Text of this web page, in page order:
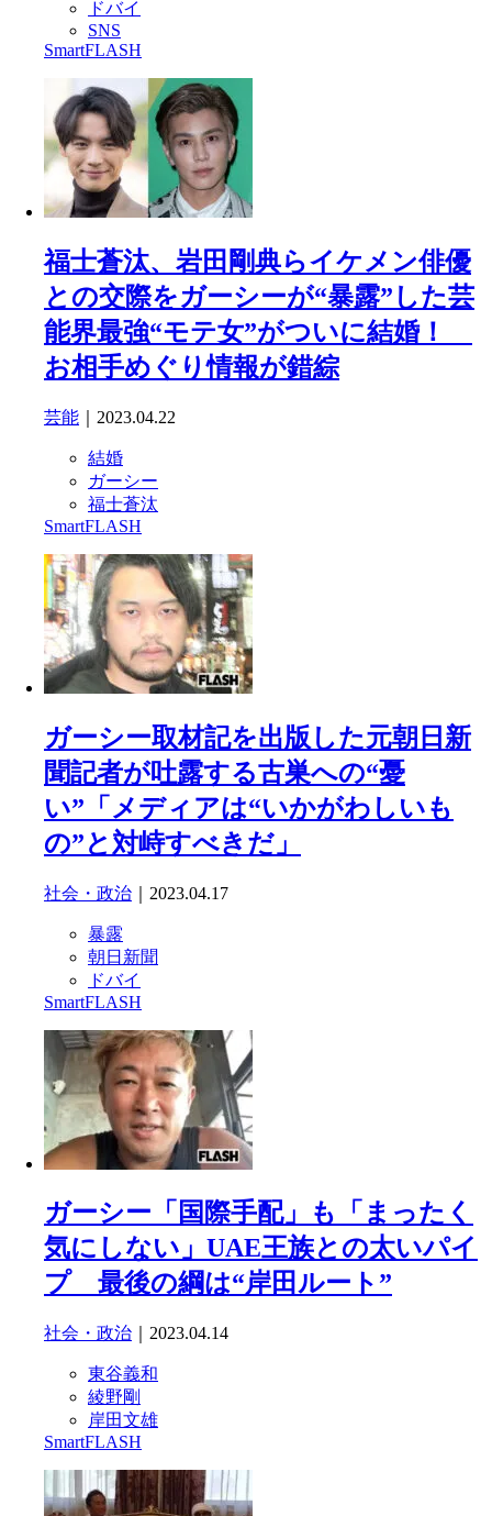
ドバイ
SNS
SmartFLASH
福士蒼汰、岩田剛典らイケメン俳優
との交際をガーシーが“暴露”した芸
能界最強“モテ女”がついに結婚！
お相手めぐり情報が錯綜
芸能 ｜2023.04.22
結婚
ガーシー
福士蒼汰
SmartFLASH
ガーシー取材記を出版した元朝日新
聞記者が吐露する古巣への“憂
い”「メディアは“いかがわしいも
の”と対峙すべきだ」
社会・政治 ｜2023.04.17
暴露
朝日新聞
ドバイ
SmartFLASH
ガーシー「国際手配」も「まったく
気にしない」UAE王族との太いパイ
プ 最後の綱は“岸田ルート”
社会・政治 ｜2023.04.14
東谷義和
綾野剛
岸田文雄
SmartFLASH